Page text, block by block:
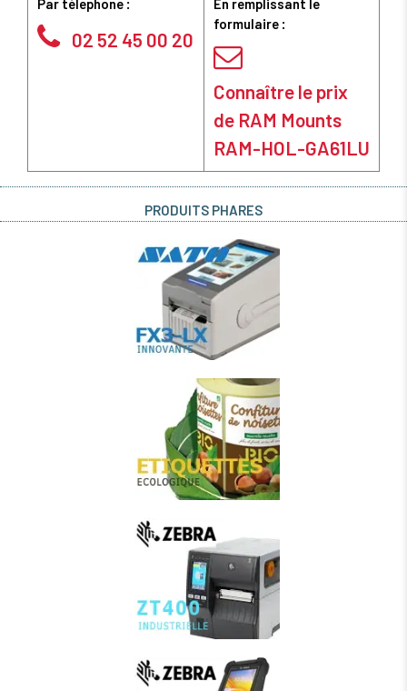
Par télephone :
02 52 45 00 20
En remplissant le
formulaire :
Connaître le prix
de RAM Mounts
RAM-HOL-GA61LU
PRODUITS PHARES